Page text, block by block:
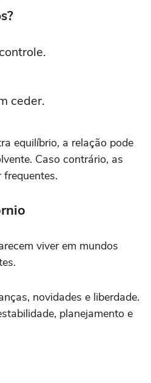
ceder.
equilíbrio, a relação pode
Caso contrário, as
viver em mundos
novidades e liberdade.
planejamento e